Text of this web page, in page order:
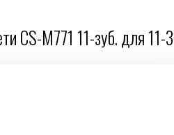
CS-М771 11-зуб. для